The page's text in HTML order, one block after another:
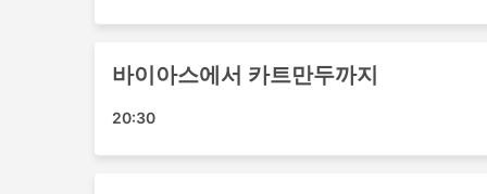
버스 여행 장점
버스는 기차나 비행기로 갈 수 없는 여행지
괄하며 버스 노선은 잘 정립되어 있습니다.
바이아스에서 카트만두까지
20:30